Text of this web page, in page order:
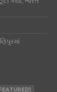
FEATURED1